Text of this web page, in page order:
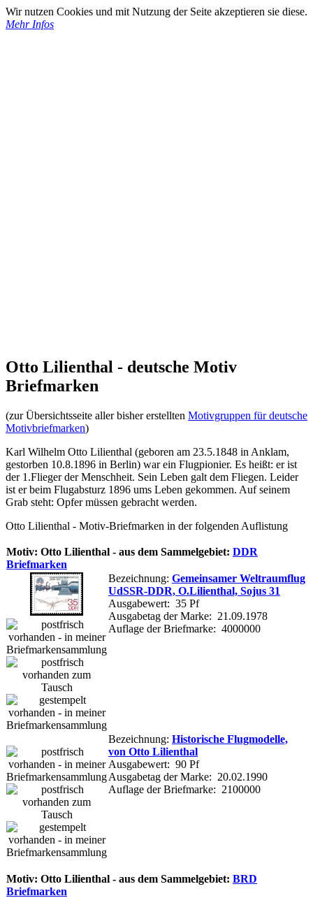
Wir nutzen Cookies und mit Nutzung der Seite akzeptieren sie diese.
Mehr Infos
Otto Lilienthal - deutsche Motiv
Briefmarken
(zur Übersichtsseite aller bisher erstellten Motivgruppen für deutsche
Motivbriefmarken)
Karl Wilhelm Otto Lilienthal (geboren am 23.5.1848 in Anklam,
gestorben 10.8.1896 in Berlin) war ein Flugpionier. Es heißt: er ist
der 1.Flieger der Menschheit. Sein Leben galt dem Fliegen. Leider
ist er beim Flugabsturz 1896 ums Leben gekommen. Auf seinem
Grab steht: Opfer müssen gebracht werden.
Otto Lilienthal - Motiv-Briefmarken in der folgenden Auflistung
Motiv: Otto Lilienthal - aus dem Sammelgebiet: DDR
Briefmarken
Bezeichnung: Gemeinsamer Weltraumflug
UdSSR-DDR, O.Lilienthal, Sojus 31
Ausgabewert: 35 Pf
Ausgabetag der Marke: 21.09.1978
Auflage der Briefmarke: 4000000
Bezeichnung: Historische Flugmodelle,
von Otto Lilienthal
Ausgabewert: 90 Pf
Ausgabetag der Marke: 20.02.1990
Auflage der Briefmarke: 2100000
Motiv: Otto Lilienthal - aus dem Sammelgebiet: BRD
Briefmarken